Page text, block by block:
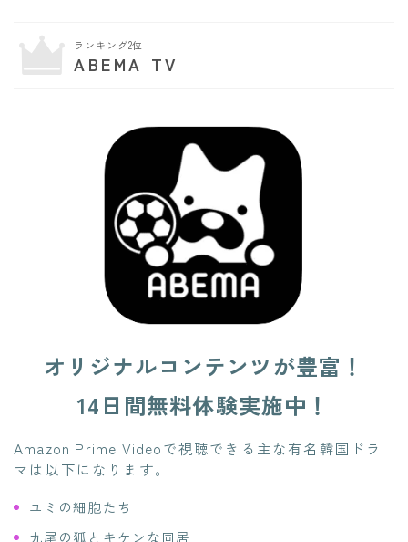
ランキング2位
ABEMA TV
オリジナルコンテンツが豊富！
14日間無料体験実施中！
Amazon Prime Videoで視聴できる主な有名韓国ドラ
マは以下になります。
ユミの細胞たち
九尾の狐とキケンな同居